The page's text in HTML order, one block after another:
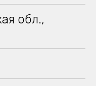
обл.,